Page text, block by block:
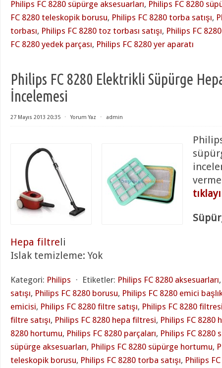
Philips FC 8280 süpürge aksesuarları, Philips FC 8280
FC 8280 teleskopik borusu, Philips FC 8280 torba satışı,
torbası, Philips FC 8280 toz torbası satışı, Philips FC
FC 8280 yedek parçası, Philips FC 8280 yer aparatı
Philips FC 8280 Elektrikli Süpürge
İncelemesi
27 Mayıs 2013 20:35 ⋅ Yorum Yaz ⋅ admin
Hepa filtreli
Islak temizleme: Yok
Kategori: Philips ⋅ Etiketler: Philips FC 8280 aksesuarları
satışı, Philips FC 8280 borusu, Philips FC 8280 emici
emicisi, Philips FC 8280 filtre satışı, Philips FC 8280
filtre satışı, Philips FC 8280 hepa filtresi, Philips FC 8280
8280 hortumu, Philips FC 8280 parçaları, Philips FC 8280
süpürge aksesuarları, Philips FC 8280 süpürge hortumu,
teleskopik borusu, Philips FC 8280 torba satışı, Philips